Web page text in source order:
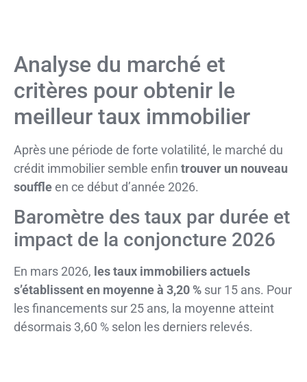
Analyse du marché et
critères pour obtenir le
meilleur taux immobilier
Après une période de forte volatilité, le marché du
crédit immobilier semble enfin trouver un nouveau
souffleen ce début d’année 2026.
Baromètre des taux par durée et
impact de la conjoncture 2026
En mars 2026, les taux immobiliers actuels
s’établissent en moyenne à 3,20 % sur 15 ans. Pour
les financements sur 25 ans, la moyenne atteint
désormais 3,60 % selon les derniers relevés.